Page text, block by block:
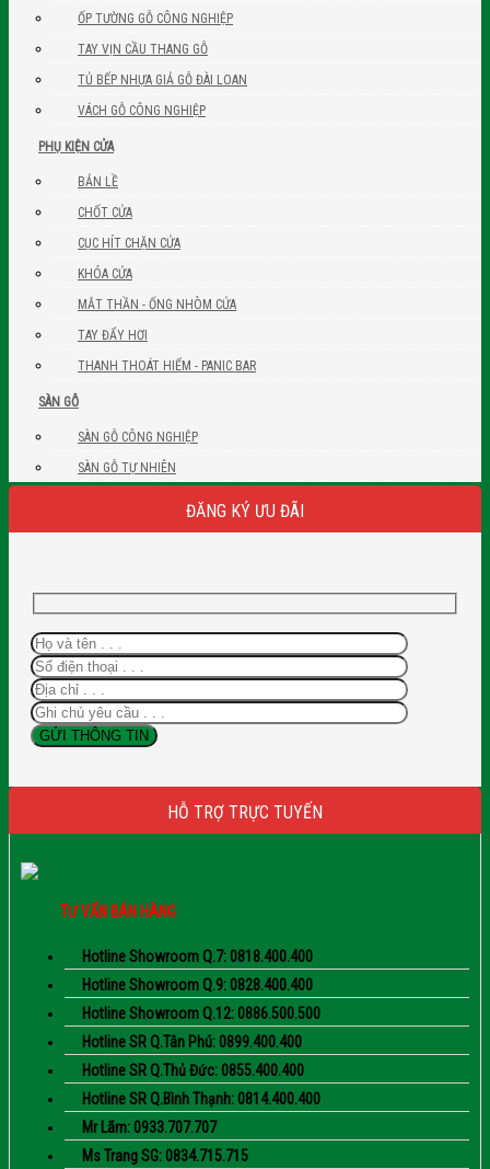
ỐP TƯỜNG GỖ CÔNG NGHIỆP
TAY VỊN CẦU THANG GỖ
TỦ BẾP NHỰA GIẢ GỖ ĐÀI LOAN
VÁCH GỖ CÔNG NGHIỆP
PHỤ KIỆN CỬA
BẢN LỀ
CHỐT CỬA
CỤC HÍT CHẶN CỬA
KHÓA CỬA
MẮT THẦN - ỐNG NHÒM CỬA
TAY ĐẨY HƠI
THANH THOÁT HIỂM - PANIC BAR
SÀN GỖ
SÀN GỖ CÔNG NGHIỆP
SÀN GỖ TỰ NHIÊN
ĐĂNG KÝ ƯU ĐÃI
HỖ TRỢ TRỰC TUYẾN
TƯ VẤN BÁN HÀNG
Hotline Showroom Q.7: 0818.400.400
Hotline Showroom Q.9: 0828.400.400
Hotline Showroom Q.12: 0886.500.500
Hotline SR Q.Tân Phú: 0899.400.400
Hotline SR Q.Thủ Đức: 0855.400.400
Hotline SR Q.Bình Thạnh: 0814.400.400
Mr Lãm: 0933.707.707
Ms Trang SG: 0834.715.715